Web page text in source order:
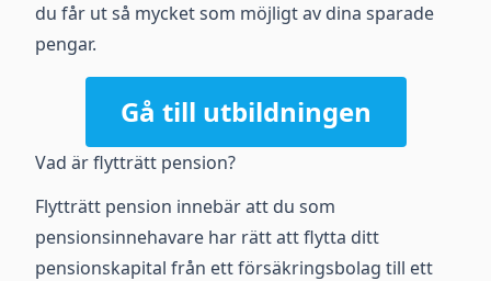
du får ut så mycket som möjligt av dina sparade
pengar.
Gå till utbildningen
Vad är flytträtt pension?
Flytträtt pension innebär att du som
pensionsinnehavare har rätt att flytta ditt
pensionskapital från ett försäkringsbolag till ett